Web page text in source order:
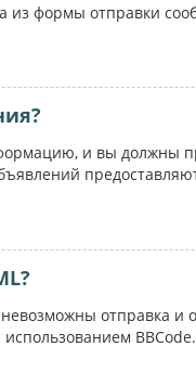
из формы отправки
и вы должны
отправка
BBCode.